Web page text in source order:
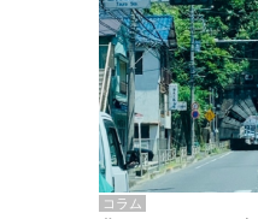
『街歩き研修「アー
ム、和風バロック」
掲載
コラム